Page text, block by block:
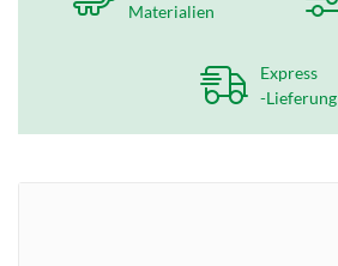
Materialien
Express
-Lieferung